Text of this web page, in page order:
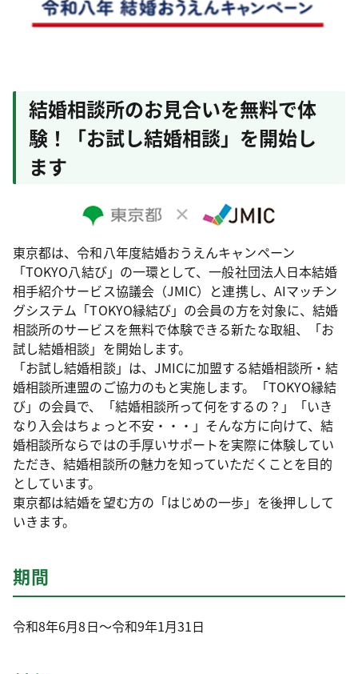
結婚相談所のお見合いを無料で体
験！「お試し結婚相談」を開始し
ます
東京都は、令和八年度結婚おうえんキャンペーン
「TOKYO八結び」の一環として、一般社団法人日本結婚
相手紹介サービス協議会（JMIC）と連携し、AIマッチン
グシステム「TOKYO縁結び」の会員の方を対象に、結婚
相談所のサービスを無料で体験できる新たな取組、「お
試し結婚相談」を開始します。
「お試し結婚相談」は、JMICに加盟する結婚相談所・結
婚相談所連盟のご協力のもと実施します。「TOKYO縁結
び」の会員で、「結婚相談所って何をするの？」「いき
なり入会はちょっと不安・・・」そんな方に向けて、結
婚相談所ならではの手厚いサポートを実際に体験してい
ただき、結婚相談所の魅力を知っていただくことを目的
としています。
東京都は結婚を望む方の「はじめの一歩」を後押しして
いきます。
期間
令和8年6月8日～令和9年1月31日